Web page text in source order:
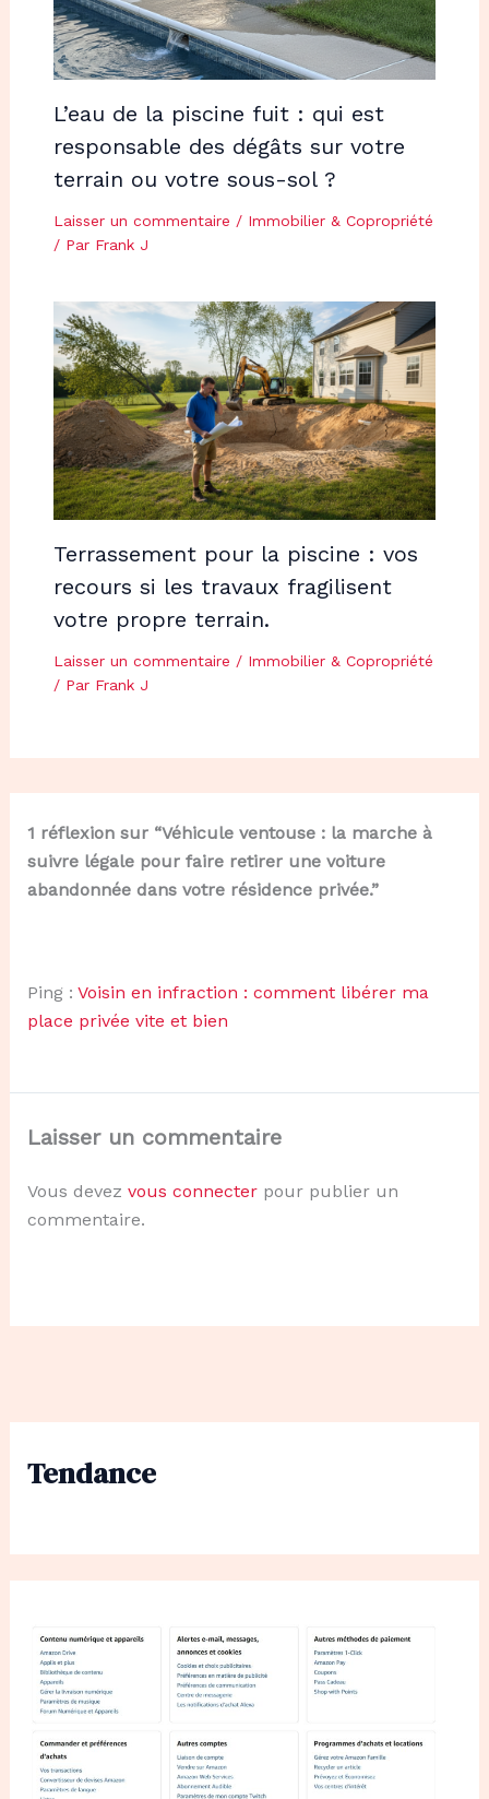
Tendance
L’eau de la piscine fuit : qui est
responsable des dégâts sur votre
terrain ou votre sous-sol ?
Laisser un commentaire / Immobilier & Copropriété
/ Par Frank J
Terrassement pour la piscine : vos
recours si les travaux fragilisent
votre propre terrain.
Laisser un commentaire / Immobilier & Copropriété
/ Par Frank J
1 réflexion sur “Véhicule ventouse : la marche à
suivre légale pour faire retirer une voiture
abandonnée dans votre résidence privée.”
Ping : Voisin en infraction : comment libérer ma
place privée vite et bien
Laisser un commentaire
Vous devez vous connecterpour publier un
commentaire.